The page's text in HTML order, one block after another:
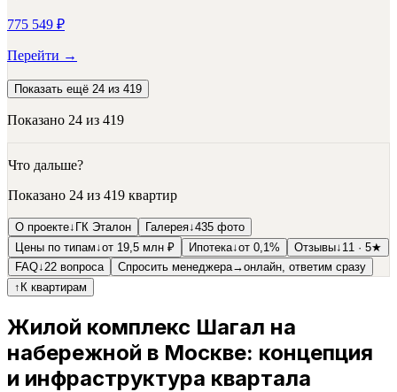
775 549 ₽
Перейти →
Показать ещё 24 из 419
Показано 24 из 419
Что дальше?
Показано 24 из 419 квартир
О проекте↓ ГК Эталон Галерея↓435 фото
Цены по типам↓от 19,5 млн ₽ Ипотека↓от 0,1% Отзывы↓ 11 · 5★
FAQ↓ 22 вопроса Спросить менеджера→онлайн, ответим сразу
↑ К квартирам
Жилой комплекс Шагал на
набережной в Москве: концепция
и инфраструктура квартала